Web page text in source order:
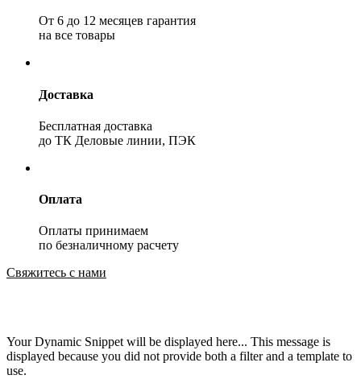
От 6 до 12 месяцев гарантия
на все товары
Доставка
Бесплатная доставка
до ТК Деловые линии, ПЭК
Оплата
Оплаты принимаем
по безналичному расчету
Свяжитесь с нами
Your Dynamic Snippet will be displayed here... This message is
displayed because you did not provide both a filter and a template to
use.